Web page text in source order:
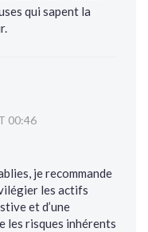
qui sapent la
00:46
je recommande
les actifs
et d’une
les risques inhérents